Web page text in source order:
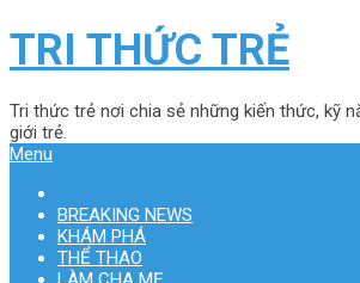
TRI THỨC TRẺ
Tri thức trẻ nơi chia sẻ những kiến thức, kỹ
giới trẻ.
Menu
BREAKING NEWS
KHÁM PHÁ
THỂ THAO